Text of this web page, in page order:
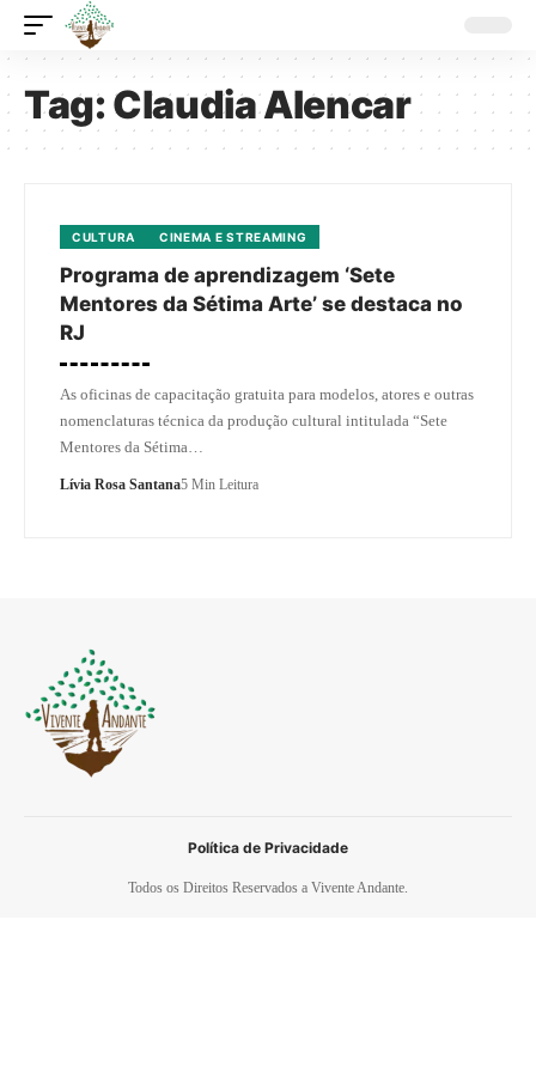
Tag:Claudia Alencar
CULTURA CINEMA E STREAMING
Programa de aprendizagem ‘Sete
Mentores da Sétima Arte’ se destaca no
RJ
As oficinas de capacitação gratuita para modelos, atores e outras
nomenclaturas técnica da produção cultural intitulada “Sete
Mentores da Sétima…
Lívia Rosa Santana5 Min Leitura
Todos os Direitos Reservados a Vivente Andante.
Política de Privacidade